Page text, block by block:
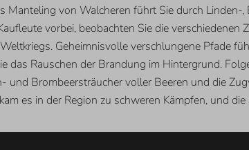
Manteling von Walcheren führt Sie durch Linden-
vorbei, beobachten Sie die
Geheimnisvolle verschlungene Pfade
das Rauschen der Brandung im Hintergrund.
und Brombeersträucher voller Beeren und die
es in der Region zu schweren Kämpfen, und